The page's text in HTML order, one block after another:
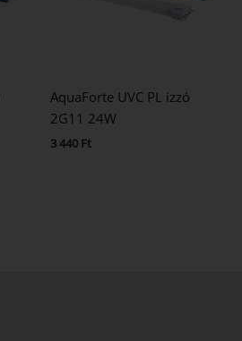
AquaForte UVC PL izzó
2G11 24W
3 440 Ft